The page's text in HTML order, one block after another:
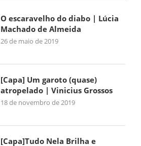
O escaravelho do diabo | Lúcia
Machado de Almeida
26 de maio de 2019
[Capa] Um garoto (quase)
atropelado | Vinicius Grossos
18 de novembro de 2019
[Capa]Tudo Nela Brilha e